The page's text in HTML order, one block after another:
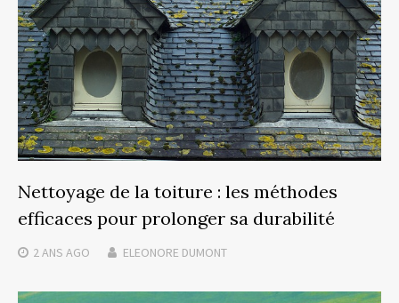
Nettoyage de la toiture : les méthodes
efficaces pour prolonger sa durabilité
2 ANS AGO ELEONORE DUMONT